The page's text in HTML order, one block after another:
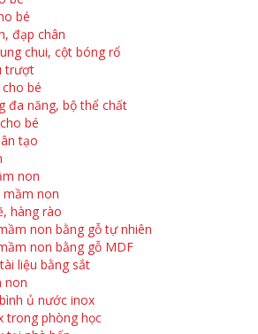
bé
đạp chân
chui, cột bóng rổ
trượt
bé
đa năng, bộ thể chất
bé
tạo
non
mầm non
hàng rào
non bằng gỗ tự nhiên
non bằng gỗ MDF
liệu bằng sắt
non
ủ nước inox
trong phòng học